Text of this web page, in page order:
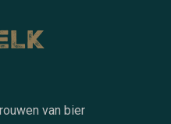
van bier